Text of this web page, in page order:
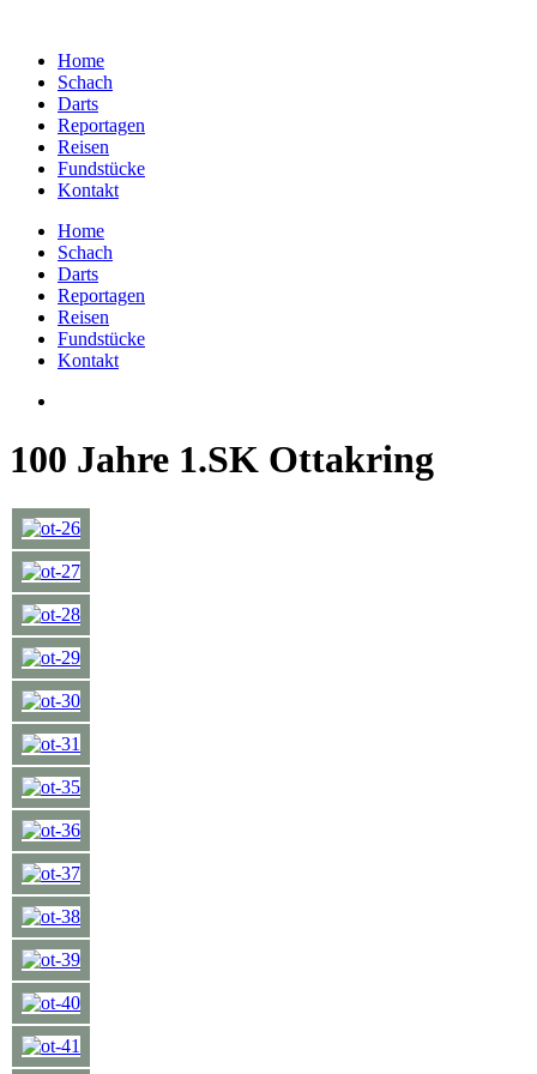
Home
Schach
Darts
Reportagen
Reisen
Fundstücke
Kontakt
Home
Schach
Darts
Reportagen
Reisen
Fundstücke
Kontakt
100 Jahre 1.SK Ottakring